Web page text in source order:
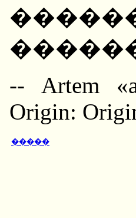
-- Artem
Origin:
�����